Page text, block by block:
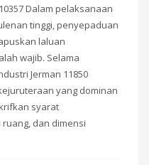
Dalam pelaksanaan
tinggi, penyepaduan
laluan
wajib. Selama
Jerman 11850
yang dominan
syarat
dan dimensi